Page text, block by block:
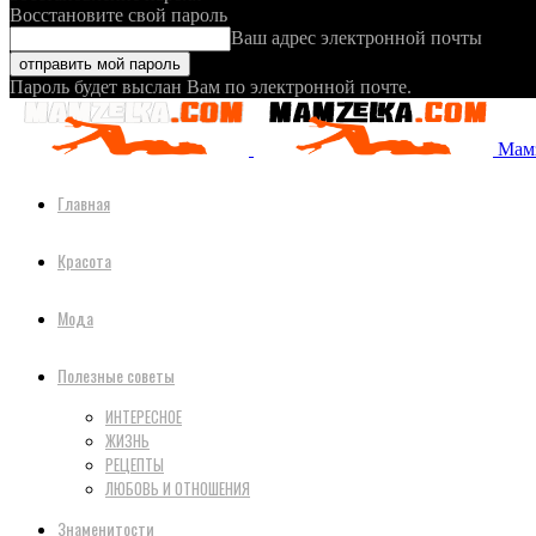
Восстановите свой пароль
Ваш адрес электронной почты
Пароль будет выслан Вам по электронной почте.
Главная
Красота
Мода
Полезные советы
ИНТЕРЕСНОЕ
ЖИЗНЬ
РЕЦЕПТЫ
ЛЮБОВЬ И ОТНОШЕНИЯ
Знаменитости